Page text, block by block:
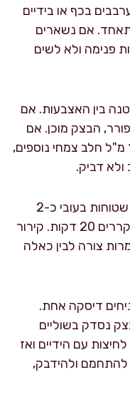
בכף או בידיים
אם נשארים
פנימה ולא לשים
בין האצבעות. אם
הבצק מוכן. אם
הוא יבש ומתפרק, מוסיפים 5–10 מ"ל חלב צמחי נוספים,
דביק.
מחלקים את הבצק ל-2 דיסקות שטוחות בעובי כ-2
ס"מ. עוטפים כל דיסקה היטב ומקררים 20 דקות. קירור
צורה לבין כאלה
דיסקה אחת.
אם הבצק נסדק בשוליים
בתחילת הרידוד, נותנים לו 2–3 לחיצות עם הידיים ואז
ולהידבק,